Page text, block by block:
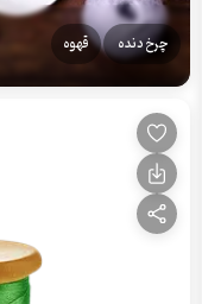
چرخ دنده قهوه